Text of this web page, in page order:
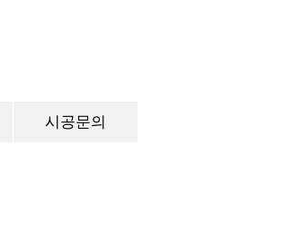
시공문의